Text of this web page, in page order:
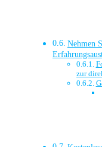
Nehmen
zur